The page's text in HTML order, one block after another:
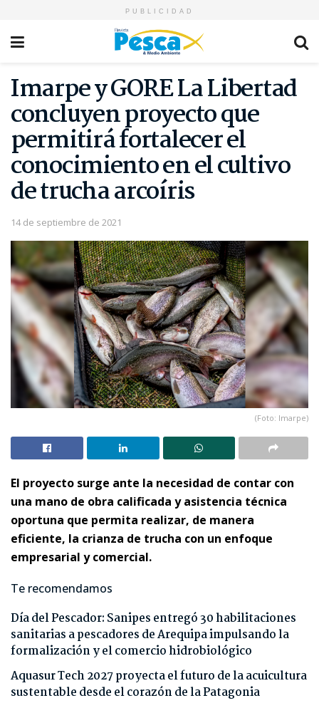
PUBLICIDAD
Imarpe y GORE La Libertad
concluyen proyecto que
permitirá fortalecer el
conocimiento en el cultivo
de trucha arcoíris
14 de septiembre de 2021
(Foto: Imarpe)
El proyecto surge ante la necesidad de contar con
una mano de obra calificada y asistencia técnica
oportuna que permita realizar, de manera
eficiente, la crianza de trucha con un enfoque
empresarial y comercial.
Te recomendamos
Día del Pescador: Sanipes entregó 30 habilitaciones
sanitarias a pescadores de Arequipa impulsando la
formalización y el comercio hidrobiológico
Aquasur Tech 2027 proyecta el futuro de la acuicultura
sustentable desde el corazón de la Patagonia